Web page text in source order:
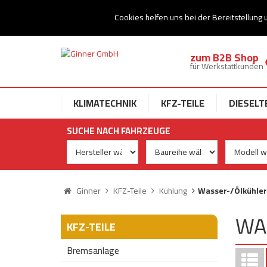
Cookies helfen uns bei der Bereitstellung
Ihr Speziallist für Dieseltechnik
zum B2B Shop
für Werkstattkunden
KLIMATECHNIK KFZ-TEILE
SUCHE NACH FAHRZEUGE
Ginner KFZ-Teile Kühlung Wasser-/Ölkühler
KFZ-TEILE
Bremsanlage